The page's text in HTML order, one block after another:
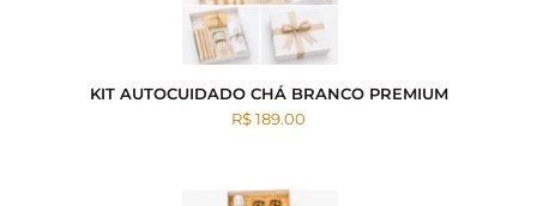
KIT AUTOCUIDADO CHÁ BRANCO PREMIUM
R$ 189.00